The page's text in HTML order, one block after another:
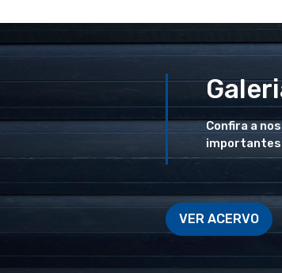
Confira a
importantes
VER ACERVO